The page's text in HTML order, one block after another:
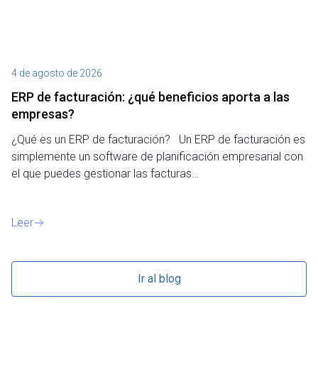
4 de agosto de 2026
ERP de facturación​: ¿qué beneficios aporta a las
empresas?
¿Qué es un ERP de facturación? Un ERP de facturación es
simplemente un software de planificación empresarial con
el que puedes gestionar las facturas…
Leer
Ir al blog